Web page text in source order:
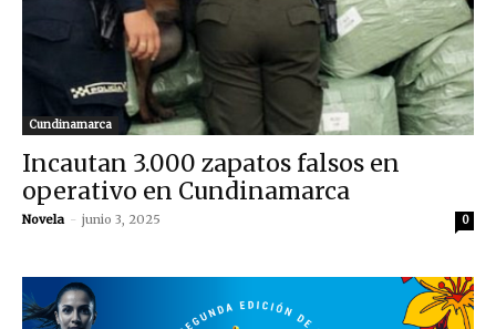
Cundinamarca
Incautan 3.000 zapatos falsos en
operativo en Cundinamarca
Novela - junio 3, 2025 0